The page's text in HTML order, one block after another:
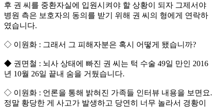
후 권 씨를 중환자실에 입원시켜야 할 상황이 되자 그제서야
병원 측은 보호자의 동의를 받기 위해 권 씨의 형에게 연락하
였습니다.
◇ 이원화 : 그래서 그 피해자분은 혹시 어떻게 됐습니까?
◆ 권면철 : 뇌사 상태에 빠진 권 씨는 턱 수술 49일 만인 2016
년 10월 26일 끝내 숨을 거뒀습니다.
◇ 이원화 : 언론을 통해 밝혀진 가족들 인터뷰 내용을 보면요.
정말 황당한 게 사고가 발생하고 당연히 너무 놀라서 경황이